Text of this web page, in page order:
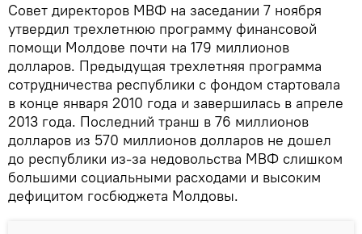
Совет директоров МВФ на заседании 7 ноября
утвердил трехлетнюю программу финансовой
помощи Молдове почти на 179 миллионов
долларов. Предыдущая трехлетняя программа
сотрудничества республики с фондом стартовала
в конце января 2010 года и завершилась в апреле
2013 года. Последний транш в 76 миллионов
долларов из 570 миллионов долларов не дошел
до республики из-за недовольства МВФ слишком
большими социальными расходами и высоким
дефицитом госбюджета Молдовы.